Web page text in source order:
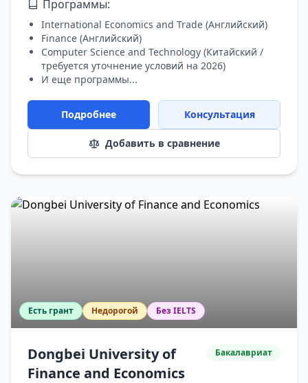
Программы:
International Economics and Trade (Английский)
Finance (Английский)
Computer Science and Technology (Китайский /
требуется уточнение условий на 2026)
И еще программы...
Подробнее Консультация
Добавить в сравнение
Есть грант Недорогой Без IELTS
Dongbei University of
Finance and Economics
Бакалавриат